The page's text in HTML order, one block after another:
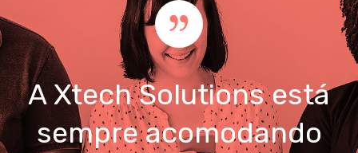
A Xtech Solutions está
sempre acomodando